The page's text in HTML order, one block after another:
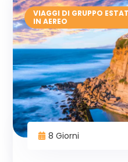
VIAGGI DI GRUPPO
IN AEREO
8 Giorni